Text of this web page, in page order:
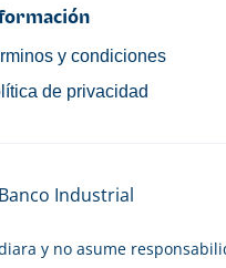
y condiciones
de privacidad
Industrial
y no asume